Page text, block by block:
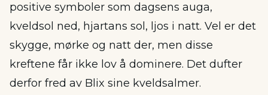
positive symboler som dagsens auga,
kveldsol ned, hjartans sol, ljos i natt. Vel er det
skygge, mørke og natt der, men disse
kreftene får ikke lov å dominere. Det dufter
derfor fred av Blix sine kveldsalmer.